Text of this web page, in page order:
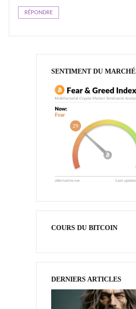
RÉPONDRE
SENTIMENT DU MARCHÉ
COURS DU BITCOIN
DERNIERS ARTICLES